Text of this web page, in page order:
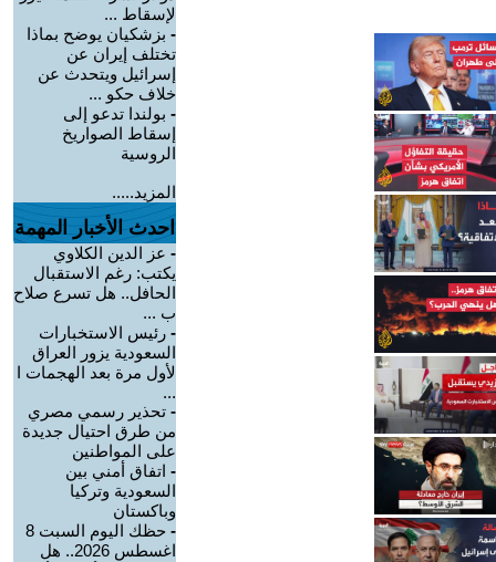
لإسقاط ...
- بزشكيان يوضح بماذا
تختلف إيران عن
إسرائيل ويتحدث عن
خلاف حكو ...
- بولندا تدعو إلى
إسقاط الصواريخ
الروسية
المزيد.....
احدث الأخبار المهمة
- عز الدين الكلاوي
يكتب: رغم الاستقبال
الحافل.. هل تسرع صلاح
ب ...
- رئيس الاستخبارات
السعودية يزور العراق
لأول مرة بعد الهجمات ا
...
- تحذير رسمي مصري
من طرق احتيال جديدة
على المواطنين
- اتفاق أمني بين
السعودية وتركيا
وباكستان
-
حظك اليوم السبت 8
اغسطس 2026.. هل